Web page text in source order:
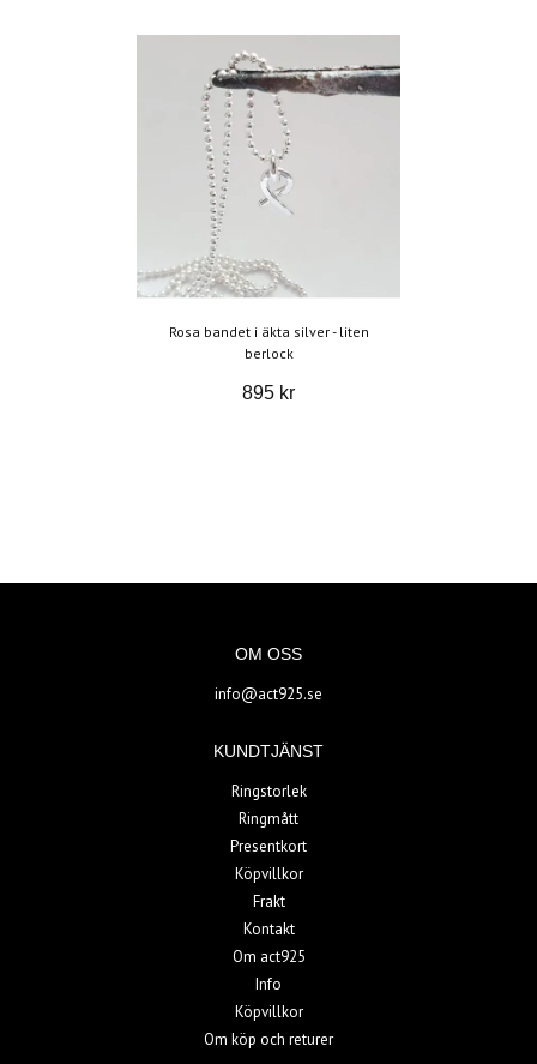
Rosa bandet i äkta silver - liten
berlock
895 kr
OM OSS
info@act925.se
KUNDTJÄNST
Ringstorlek
Ringmått
Presentkort
Köpvillkor
Frakt
Kontakt
Om act925
Info
Köpvillkor
Om köp och returer